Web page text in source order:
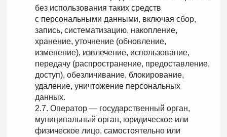
без использования таких средств
с персональными данными, включая сбор,
запись, систематизацию, накопление,
хранение, уточнение (обновление,
изменение), извлечение, использование,
передачу (распространение, предоставление,
доступ), обезличивание, блокирование,
удаление, уничтожение персональных
данных.
2.7. Оператор — государственный орган,
муниципальный орган, юридическое или
физическое лицо, самостоятельно или